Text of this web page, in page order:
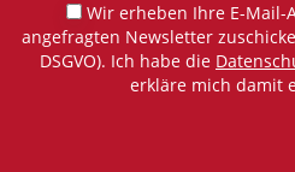
Wir erheben Ihre E-Mail-
angefragten Newsletter
DSGVO). Ich habe die
erkläre mich damit